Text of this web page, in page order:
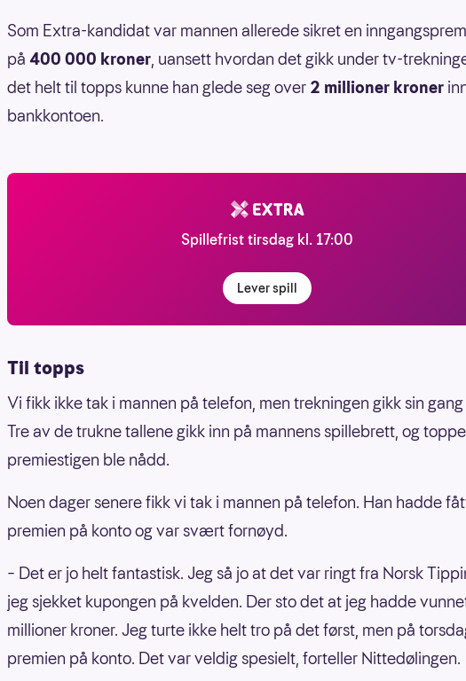
Som Extra-kandidat var mannen allerede sikret en
på 400 000 kroner, uansett hvordan det gikk under tv-
det helt til topps kunne han glede seg over 2 millioner kroner
bankkontoen.
Spillefrist tirsdag kl. 17:00
Lever spill
Til topps
Vi fikk ikke tak i mannen på telefon, men trekningen gikk sin
Tre av de trukne tallene gikk inn på mannens spillebrett, og
premiestigen ble nådd.
Noen dager senere fikk vi tak i mannen på telefon. Han hadde
premien på konto og var svært fornøyd.
– Det er jo helt fantastisk. Jeg så jo at det var ringt fra Norsk
jeg sjekket kupongen på kvelden. Der sto det at jeg hadde
millioner kroner. Jeg turte ikke helt tro på det først, men på
premien på konto. Det var veldig spesielt, forteller Nittedølingen.